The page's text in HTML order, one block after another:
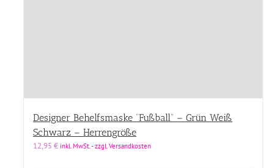
Designer Behelfsmaske “Fußball” – Grün Weiß
Schwarz – Herrengröße
12,95 € inkl. MwSt. - zzgl. Versandkosten